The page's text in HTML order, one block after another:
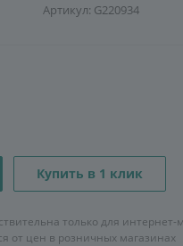
Артикул: G220934
Купить в 1 клик
только для
от цен в розничных магазинах